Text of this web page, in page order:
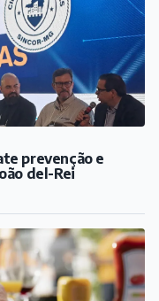
prevenção e
del-Rei